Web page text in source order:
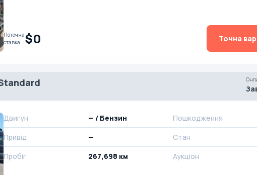
Поточна
ставка
$0 Точна
Двигун
— / Бензин
Привід
—
Пробіг
267,698 км
Пошкодження
Стан
Аукціон